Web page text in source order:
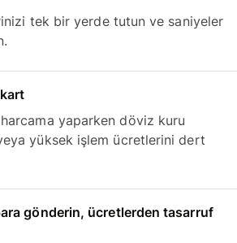
tek bir yerde tutun ve saniyeler
harcama yaparken döviz kuru
yüksek işlem ücretlerini dert
gönderin, ücretlerden tasarruf